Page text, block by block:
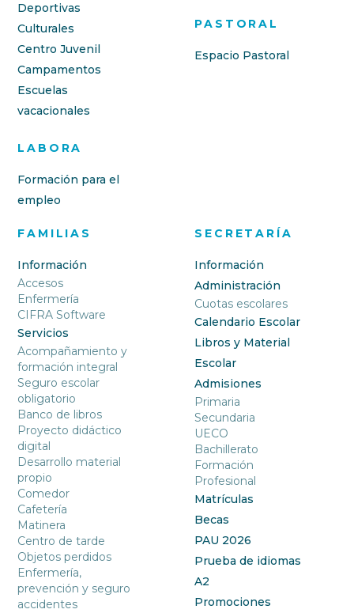
Deportivas
Culturales
Centro Juvenil
Campamentos
Escuelas
vacacionales
LABORA
Formación para el
empleo
PASTORAL
Espacio Pastoral
FAMILIAS
Información
Accesos
Enfermería
CIFRA Software
Servicios
Acompañamiento y
formación integral
Seguro escolar
obligatorio
Banco de libros
Proyecto didáctico
digital
Desarrollo material
propio
Comedor
Cafetería
Matinera
Centro de tarde
Objetos perdidos
Enfermería,
prevención y seguro
accidentes
SECRETARÍA
Información
Administración
Cuotas escolares
Calendario Escolar
Libros y Material
Escolar
Admisiones
Primaria
Secundaria
UECO
Bachillerato
Formación
Profesional
Matrículas
Becas
PAU 2026
Prueba de idiomas
A2
Promociones